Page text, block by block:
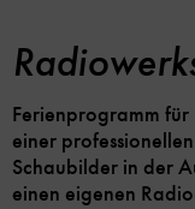
Ferienprogramm
einer
Schaubilder in der
einen eigenen